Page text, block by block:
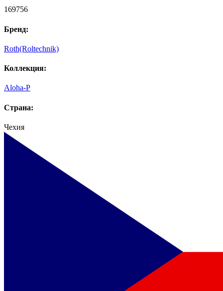
169756
Бренд:
Roth(Roltechnik)
Коллекция:
Aloha-P
Страна:
Чехия